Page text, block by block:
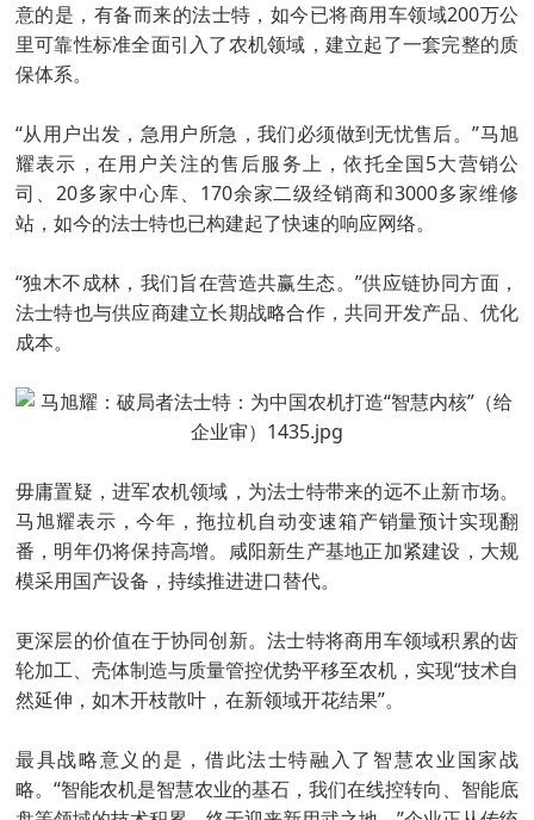
意的是，有备而来的法士特，如今已将商用车领域200万公
里可靠性标准全面引入了农机领域，建立起了一套完整的质
保体系。
“从用户出发，急用户所急，我们必须做到无忧售后。”马旭
耀表示，在用户关注的售后服务上，依托全国5大营销公
司、20多家中心库、170余家二级经销商和3000多家维修
站，如今的法士特也已构建起了快速的响应网络。
“独木不成林，我们旨在营造共赢生态。”供应链协同方面，
法士特也与供应商建立长期战略合作，共同开发产品、优化
成本。
毋庸置疑，进军农机领域，为法士特带来的远不止新市场。
马旭耀表示，今年，拖拉机自动变速箱产销量预计实现翻
番，明年仍将保持高增。咸阳新生产基地正加紧建设，大规
模采用国产设备，持续推进进口替代。
更深层的价值在于协同创新。法士特将商用车领域积累的齿
轮加工、壳体制造与质量管控优势平移至农机，实现“技术自
然延伸，如木开枝散叶，在新领域开花结果”。
最具战略意义的是，借此法士特融入了智慧农业国家战
略。“智能农机是智慧农业的基石，我们在线控转向、智能底